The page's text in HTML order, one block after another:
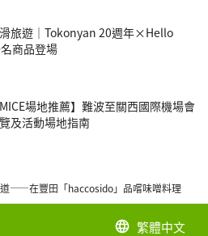
旅遊｜Tokonyan 20週年×Hello
商品登場
MICE場地推薦】難波至關西國際機場會
及活動場地指南
——在豐田「haccosido」品嚐味噌料理
language 繁體中文